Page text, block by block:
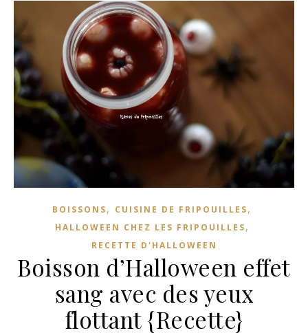
BOISSONS, CUISINE DE FRIPOUILLES,
HALLOWEEN CHEZ LES FRIPOUILLES,
RECETTE D'HALLOWEEN
Boisson d’Halloween effet
sang avec des yeux
flottant {Recette}